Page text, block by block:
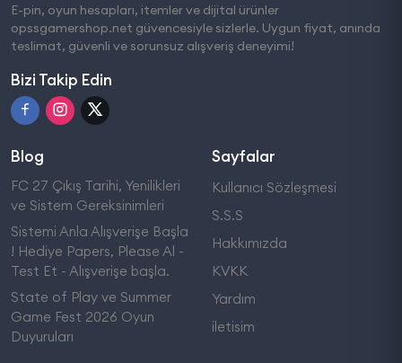
E-pin, oyun hesapları, itemler ve dijital ürünler
opssgamershop.net güvencesiyle sizlerle. Uygun fiyat, anında
teslimat, güvenli ve sorunsuz alışveriş deneyimi!
Bizi Takip Edin
Blog
FC 27 Çıkış Tarihi, Yenilikleri
ve Sistem Gereksinimleri
Sistemi Anla Alışverişe Başla
! Hediye Papers, Please Al -
Test Et - Alışverişe başla.
State of Play ve Summer
Game Fest 2026 Oyun
Duyuruları
Sayfalar
Kullanıcı Sözleşmesi
S.S.S
Hakkımızda
KVKK
Yardım
iletisim